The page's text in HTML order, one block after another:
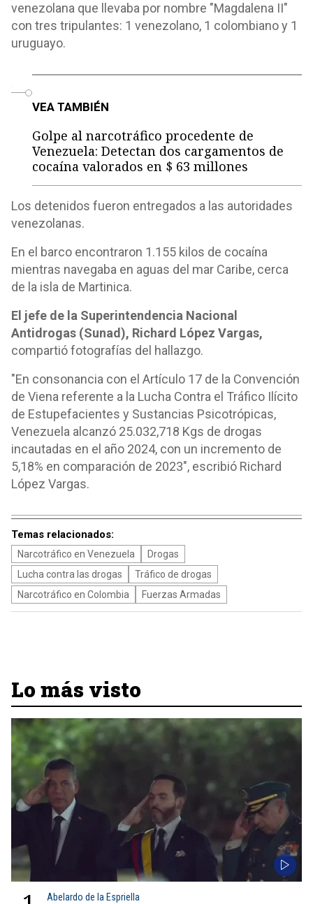
venezolana que llevaba por nombre "Magdalena II"
con tres tripulantes: 1 venezolano, 1 colombiano y 1
uruguayo.
VEA TAMBIÉN
Golpe al narcotráfico procedente de
Venezuela: Detectan dos cargamentos de
cocaína valorados en $ 63 millones
Los detenidos fueron entregados a las autoridades
venezolanas.
En el barco encontraron 1.155 kilos de cocaína
mientras navegaba en aguas del mar Caribe, cerca
de la isla de Martinica.
El jefe de la Superintendencia Nacional
Antidrogas (Sunad), Richard López Vargas,
compartió fotografías del hallazgo.
"En consonancia con el Artículo 17 de la Convención
de Viena referente a la Lucha Contra el Tráfico Ilícito
de Estupefacientes y Sustancias Psicotrópicas,
Venezuela alcanzó 25.032,718 Kgs de drogas
incautadas en el año 2024, con un incremento de
5,18% en comparación de 2023", escribió Richard
López Vargas.
Temas relacionados:
Narcotráfico en Venezuela
Drogas
Lucha contra las drogas
Tráfico de drogas
Narcotráfico en Colombia
Fuerzas Armadas
Lo más visto
Abelardo de la Espriella